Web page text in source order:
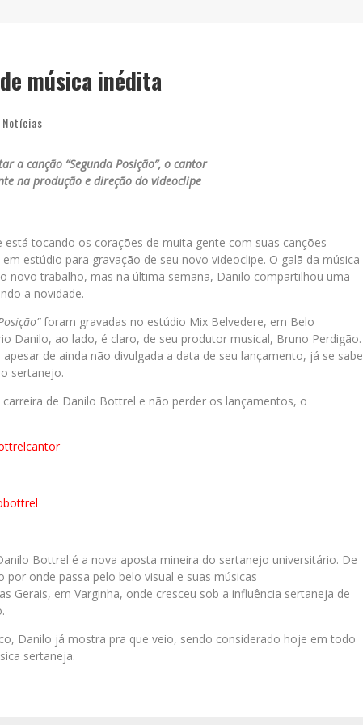
música inédita
Notícias
a canção “Segunda Posição”, o cantor
na produção e direção do videoclipe
tocando os corações de muita gente com suas canções
estúdio para gravação de seu novo videoclipe. O galã da música
novo trabalho, mas na última semana, Danilo compartilhou uma
a novidade.
foram gravadas no estúdio Mix Belvedere, em Belo
Danilo, ao lado, é claro, de seu produtor musical, Bruno Perdigão.
de ainda não divulgada a data de seu lançamento, já se sabe
sertanejo.
de Danilo Bottrel e não perder os lançamentos, o
Bottrel é a nova aposta mineira do sertanejo universitário. De
onde passa pelo belo visual e suas músicas
Gerais, em Varginha, onde cresceu sob a influência sertaneja de
Danilo já mostra pra que veio, sendo considerado hoje em todo
sertaneja.